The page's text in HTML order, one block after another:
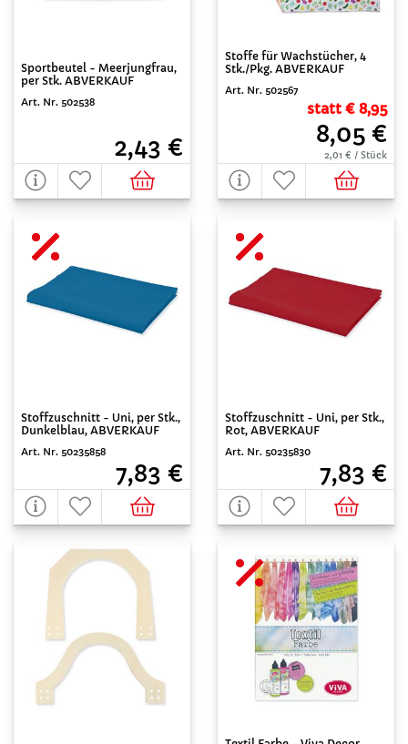
Sportbeutel - Meerjungfrau,
per Stk. ABVERKAUF
Art. Nr. 502538
2,43 €
Stoffe für Wachstücher, 4
Stk./Pkg. ABVERKAUF
Art. Nr. 502567
statt € 8,95
8,05 €
2,01 € / Stück
Stoffzuschnitt - Uni, per Stk.,
Dunkelblau, ABVERKAUF
Art. Nr. 50235858
7,83 €
Stoffzuschnitt - Uni, per Stk.,
Rot, ABVERKAUF
Art. Nr. 50235830
7,83 €